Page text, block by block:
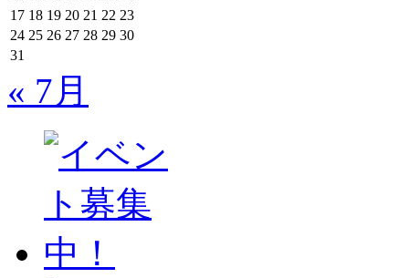
17 18 19 20 21 22 23
24 25 26 27 28 29 30
31
« 7月